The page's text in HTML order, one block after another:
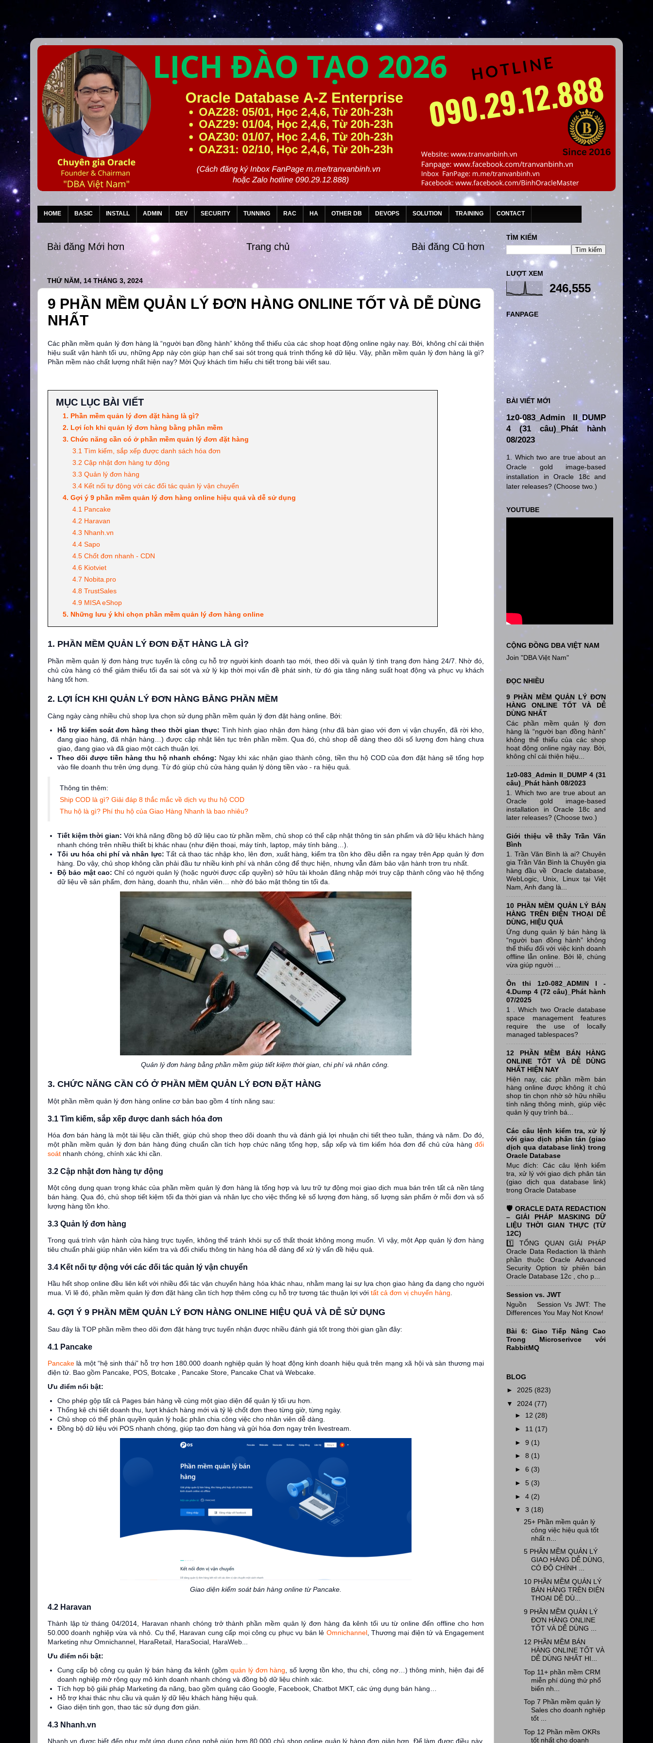
HOME BASIC INSTALL ADMIN DEV SECURITY TUNNING RAC HA OTHER DB DEVOPS SOLUTION TRAINING CONTACT
Bài đăng Mới hơn Bài đăng Cũ hơn
Trang chủ
THỨ NĂM, 14 THÁNG 3, 2024
9 PHẦN MỀM QUẢN LÝ ĐƠN HÀNG ONLINE TỐT VÀ DỄ DÙNG
NHẤT
Các phần mềm quản lý đơn hàng là “người bạn đồng hành” không thể thiếu của các shop hoạt động online ngày nay. Bởi, không chỉ cải thiện
hiệu suất vận hành tối ưu, những App này còn giúp hạn chế sai sót trong quá trình thống kê dữ liệu. Vậy, phần mềm quản lý đơn hàng là gì?
Phần mềm nào chất lượng nhất hiện nay? Mời Quý khách tìm hiểu chi tiết trong bài viết sau.
MỤC LỤC BÀI VIẾT
1. Phần mềm quản lý đơn đặt hàng là gì?
2. Lợi ích khi quản lý đơn hàng bằng phần mềm
3. Chức năng cần có ở phần mềm quản lý đơn đặt hàng
3.1 Tìm kiếm, sắp xếp được danh sách hóa đơn
3.2 Cập nhật đơn hàng tự động
3.3 Quản lý đơn hàng
3.4 Kết nối tự động với các đối tác quản lý vận chuyển
4. Gợi ý 9 phần mềm quản lý đơn hàng online hiệu quả và dễ sử dụng
4.1 Pancake
4.2 Haravan
4.3 Nhanh.vn
4.4 Sapo
4.5 Chốt đơn nhanh - CDN
4.6 Kiotviet
4.7 Nobita.pro
4.8 TrustSales
4.9 MISA eShop
5. Những lưu ý khi chọn phần mềm quản lý đơn hàng online
1. PHẦN MỀM QUẢN LÝ ĐƠN ĐẶT HÀNG LÀ GÌ?
Phần mềm quản lý đơn hàng trực tuyến là công cụ hỗ trợ người kinh doanh tạo mới, theo dõi và quản lý tình trạng đơn hàng 24/7. Nhờ đó,
chủ cửa hàng có thể giảm thiểu tối đa sai sót và xử lý kịp thời mọi vấn đề phát sinh, từ đó gia tăng năng suất hoạt động và phục vụ khách
hàng tốt hơn.
2. LỢI ÍCH KHI QUẢN LÝ ĐƠN HÀNG BẰNG PHẦN MỀM
Càng ngày càng nhiều chủ shop lựa chọn sử dụng phần mềm quản lý đơn đặt hàng online. Bởi:
Hỗ trợ kiểm soát đơn hàng theo thời gian thực: Tình hình giao nhận đơn hàng (như đã bàn giao với đơn vị vận chuyển, đã rời kho,
đang giao hàng, đã nhận hàng…) được cập nhật liên tục trên phần mềm. Qua đó, chủ shop dễ dàng theo dõi số lượng đơn hàng chưa
giao, đang giao và đã giao một cách thuận lợi.
Theo dõi được tiền hàng thu hộ nhanh chóng: Ngay khi xác nhận giao thành công, tiền thu hộ COD của đơn đặt hàng sẽ tổng hợp
vào file doanh thu trên ứng dụng. Từ đó giúp chủ cửa hàng quản lý dòng tiền vào - ra hiệu quả.
Thông tin thêm:
Ship COD là gì? Giải đáp 8 thắc mắc về dịch vụ thu hộ COD
Thu hộ là gì? Phí thu hộ của Giao Hàng Nhanh là bao nhiêu?
Tiết kiệm thời gian: Với khả năng đồng bộ dữ liệu cao từ phần mềm, chủ shop có thể cập nhật thông tin sản phẩm và dữ liệu khách hàng
nhanh chóng trên nhiều thiết bị khác nhau (như điện thoại, máy tính, laptop, máy tính bảng…).
Tối ưu hóa chi phí và nhân lực: Tất cả thao tác nhập kho, lên đơn, xuất hàng, kiểm tra tồn kho đều diễn ra ngay trên App quản lý đơn
hàng. Do vậy, chủ shop không cần phải đầu tư nhiều kinh phí và nhân công để thực hiện, nhưng vẫn đảm bảo vận hành trơn tru nhất.
Độ bảo mật cao:Chỉ có người quản lý (hoặc người được cấp quyền) sở hữu tài khoản đăng nhập mới truy cập thành công vào hệ thống
dữ liệu về sản phẩm, đơn hàng, doanh thu, nhân viên… nhờ đó bảo mật thông tin tối đa.
Quản lý đơn hàng bằng phần mềm giúp tiết kiệm thời gian, chi phí và nhân công.
3. CHỨC NĂNG CẦN CÓ Ở PHẦN MỀM QUẢN LÝ ĐƠN ĐẶT HÀNG
Một phần mềm quản lý đơn hàng online cơ bản bao gồm 4 tính năng sau:
3.1 Tìm kiếm, sắp xếp được danh sách hóa đơn
Hóa đơn bán hàng là một tài liệu cần thiết, giúp chủ shop theo dõi doanh thu và đánh giá lợi nhuận chi tiết theo tuần, tháng và năm. Do đó,
một phần mềm quản lý đơn bán hàng đúng chuẩn cần tích hợp chức năng tổng hợp, sắp xếp và tìm kiếm hóa đơn để chủ cửa hàng đối
soát nhanh chóng, chính xác khi cần.
3.2 Cập nhật đơn hàng tự động
Một công dụng quan trọng khác của phần mềm quản lý đơn hàng là tổng hợp và lưu trữ tự động mọi giao dịch mua bán trên tất cả nền tảng
bán hàng. Qua đó, chủ shop tiết kiệm tối đa thời gian và nhân lực cho việc thống kê số lượng đơn hàng, số lượng sản phẩm ở mỗi đơn và số
lượng hàng tồn kho.
3.3 Quản lý đơn hàng
Trong quá trình vận hành cửa hàng trực tuyến, không thể tránh khỏi sự cố thất thoát không mong muốn. Vì vậy, một App quản lý đơn hàng
tiêu chuẩn phải giúp nhân viên kiểm tra và đối chiếu thông tin hàng hóa dễ dàng để xử lý vấn đề hiệu quả.
3.4 Kết nối tự động với các đối tác quản lý vận chuyển
Hầu hết shop online đều liên kết với nhiều đối tác vận chuyển hàng hóa khác nhau, nhằm mang lại sự lựa chọn giao hàng đa dạng cho người
mua. Vì lẽ đó, phần mềm quản lý đơn đặt hàng cần tích hợp thêm công cụ hỗ trợ tương tác thuận lợi với tất cả đơn vị chuyển hàng
4. GỢI Ý 9 PHẦN MỀM QUẢN LÝ ĐƠN HÀNG ONLINE HIỆU QUẢ VÀ DỄ SỬ DỤNG
Sau đây là TOP phần mềm theo dõi đơn đặt hàng trực tuyến nhận được nhiều đánh giá tốt trong thời gian gần đây:
4.1 Pancake
Pancake là một “hệ sinh thái” hỗ trợ hơn 180.000 doanh nghiệp quản lý hoạt động kinh doanh hiệu quả trên mạng xã hội và sàn thương mại
điện tử. Bao gồm Pancake, POS, Botcake , Pancake Store, Pancake Chat và Webcake.
Ưu điểm nổi bật:
Cho phép gộp tất cả Pages bán hàng về cùng một giao diện để quản lý tối ưu hơn.
Thống kê chi tiết doanh thu, lượt khách hàng mới và tỷ lệ chốt đơn theo từng giờ, từng ngày.
Chủ shop có thể phân quyền quản lý hoặc phân chia công việc cho nhân viên dễ dàng.
Đồng bộ dữ liệu với POS nhanh chóng, giúp tạo đơn hàng và gửi hóa đơn ngay trên livestream.
Giao diện kiểm soát bán hàng online từ Pancake.
4.2 Haravan
Thành lập từ tháng 04/2014, Haravan nhanh chóng trở thành phần mềm quản lý đơn hàng đa kênh tối ưu từ online đến offline cho hơn
50.000 doanh nghiệp vừa và nhỏ. Cụ thể, Haravan cung cấp mọi công cụ phục vụ bán lẻ Omnichannel, Thương mại điện tử và Engagement
Marketing như Omnichannel, HaraRetail, HaraSocial, HaraWeb...
Ưu điểm nổi bật:
Cung cấp bộ công cụ quản lý bán hàng đa kênh (gồm quản lý đơn hàng , số lượng tồn kho, thu chi, công nợ…) thông minh, hiện đại để
doanh nghiệp mở rộng quy mô kinh doanh nhanh chóng và đồng bộ dữ liệu chính xác.
Tích hợp bộ giải pháp Marketing đa năng, bao gồm quảng cáo Google, Facebook, Chatbot MKT, các ứng dụng bán hàng…
Hỗ trợ khai thác nhu cầu và quản lý dữ liệu khách hàng hiệu quả.
Giao diện tinh gọn, thao tác sử dụng đơn giản.
4.3 Nhanh.vn
Nhanh.vn được biết đến như một ứng dụng công nghệ giúp hơn 80.000 chủ shop online quản lý hàng đơn giản hơn. Để làm được điều này,
TÌM KIẾM
LƯỢT XEM
246,555
FANPAGE
BÀI VIẾT MỚI
1z0-083_Admin II_DUMP
4 (31 câu)_Phát hành
08/2023
1. Which two are true about an
Oracle gold image-based
installation in Oracle 18c and
later releases? (Choose two.)
YOUTUBE
CỘNG ĐỒNG DBA VIỆT NAM
Join "DBA Việt Nam"
ĐỌC NHIỀU
9 PHẦN MỀM QUẢN LÝ ĐƠN
HÀNG ONLINE TỐT VÀ DỄ
DÙNG NHẤT
Các phần mềm quản lý đơn
hàng là “người bạn đồng hành”
không thể thiếu của các shop
hoạt động online ngày nay. Bởi,
không chỉ cải thiện hiệu...
1z0-083_Admin II_DUMP 4 (31
câu)_Phát hành 08/2023
1. Which two are true about an
Oracle gold image-based
installation in Oracle 18c and
later releases? (Choose two.)
Giới thiệu về thầy Trần Văn
Bình
1. Trần Văn Bình là ai? Chuyên
gia Trần Văn Bình là Chuyên gia
hàng đầu về Oracle database,
WebLogic, Unix, Linux tại Việt
Nam, Anh đang là...
10 PHẦN MỀM QUẢN LÝ BÁN
HÀNG TRÊN ĐIỆN THOẠI DỄ
DÙNG, HIỆU QUẢ
Ứng dụng quản lý bán hàng là
“người bạn đồng hành” không
thể thiếu đối với việc kinh doanh
offline lẫn online. Bởi lẽ, chúng
vừa giúp người ...
Ôn thi 1z0-082_ADMIN I -
4.Dump 4 (72 câu)_Phát hành
07/2025
1 . Which two Oracle database
space management features
require the use of locally
managed tablespaces?
12 PHẦN MỀM BÁN HÀNG
ONLINE TỐT VÀ DỄ DÙNG
NHẤT HIỆN NAY
Hiện nay, các phần mềm bán
hàng online được không ít chủ
shop tin chọn nhờ sở hữu nhiều
tính năng thông minh, giúp việc
quản lý quy trình bá...
Các câu lệnh kiểm tra, xử lý
với giao dịch phân tán (giao
dịch qua database link) trong
Oracle Database
Mục đích: Các câu lệnh kiểm
tra, xử lý với giao dịch phân tán
(giao dịch qua database link)
trong Oracle Database
🛡️ ORACLE DATA REDACTION
– GIẢI PHÁP MASKING DỮ
LIỆU THỜI GIAN THỰC (TỪ
12C)
1️⃣ TỔNG QUAN GIẢI PHÁP
Oracle Data Redaction là thành
phần thuộc Oracle Advanced
Security Option từ phiên bản
Oracle Database 12c , cho p...
Session vs. JWT
Nguồn Session Vs JWT: The
Differences You May Not Know!
Bài 6: Giao Tiếp Nâng Cao
Trong Microserivce với
RabbitMQ
BLOG
► 2025 (823)
▼ 2024 (77)
► 12 (28)
► 11 (17)
►9 (1)
►8 (1)
►6 (3)
►5 (3)
►4 (2)
▼3 (18)
25+ Phần mềm quản lý
công việc hiệu quả tốt
nhất n...
5 PHẦN MỀM QUẢN LÝ
GIAO HÀNG DỄ DÙNG,
CÓ ĐỘ CHÍNH ...
10 PHẦN MỀM QUẢN LÝ
BÁN HÀNG TRÊN ĐIỆN
THOẠI DỄ DÙ...
9 PHẦN MỀM QUẢN LÝ
ĐƠN HÀNG ONLINE
TỐT VÀ DỄ DÙNG ...
12 PHẦN MỀM BÁN
HÀNG ONLINE TỐT VÀ
DỄ DÙNG NHẤT HI...
Top 11+ phần mềm CRM
miễn phí dùng thử phổ
biến nh...
Top 7 Phần mềm quản lý
Sales cho doanh nghiệp
tốt ...
Top 12 Phần mềm OKRs
tốt nhất cho doanh